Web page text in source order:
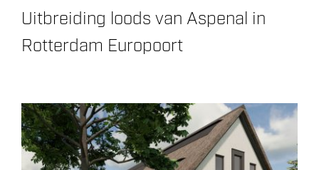
Uitbreiding loods van Aspenal in
Rotterdam Europoort